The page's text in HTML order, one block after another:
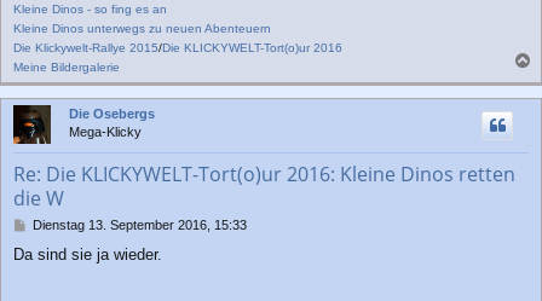
Kleine Dinos - so fing es an
Kleine Dinos unterwegs zu neuen Abenteuern
Die Klickywelt-Rallye 2015/Die KLICKYWELT-Tort(o)ur 2016
Meine Bildergalerie
a
c
Die Osebergs
Mega-Klicky
Re: Die KLICKYWELT-Tort(o)ur 2016: Kleine Dinos retten
die W
B
i
Dienstag 13. September 2016, 15:33
Da sind sie ja wieder.